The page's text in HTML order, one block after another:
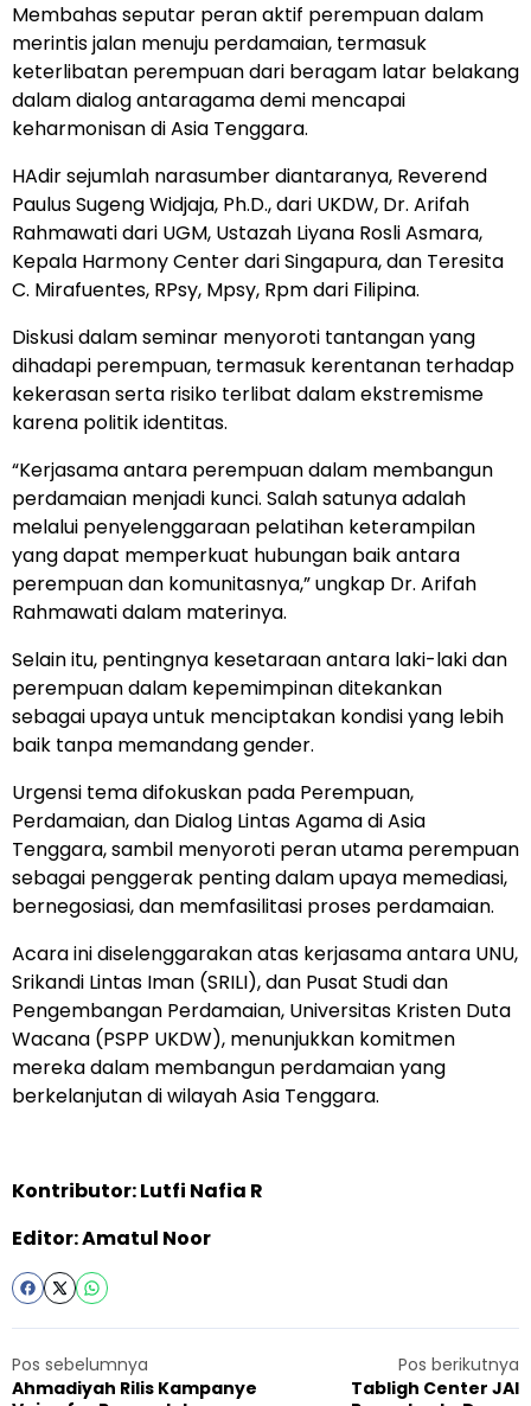
Membahas seputar peran aktif perempuan dalam
merintis jalan menuju perdamaian, termasuk
keterlibatan perempuan dari beragam latar belakang
dalam dialog antaragama demi mencapai
keharmonisan di Asia Tenggara.
HAdir sejumlah narasumber diantaranya, Reverend
Paulus Sugeng Widjaja, Ph.D., dari UKDW, Dr. Arifah
Rahmawati dari UGM, Ustazah Liyana Rosli Asmara,
Kepala Harmony Center dari Singapura, dan Teresita
C. Mirafuentes, RPsy, Mpsy, Rpm dari Filipina.
Diskusi dalam seminar menyoroti tantangan yang
dihadapi perempuan, termasuk kerentanan terhadap
kekerasan serta risiko terlibat dalam ekstremisme
karena politik identitas.
“Kerjasama antara perempuan dalam membangun
perdamaian menjadi kunci. Salah satunya adalah
melalui penyelenggaraan pelatihan keterampilan
yang dapat memperkuat hubungan baik antara
perempuan dan komunitasnya,” ungkap Dr. Arifah
Rahmawati dalam materinya.
Selain itu, pentingnya kesetaraan antara laki-laki dan
perempuan dalam kepemimpinan ditekankan
sebagai upaya untuk menciptakan kondisi yang lebih
baik tanpa memandang gender.
Urgensi tema difokuskan pada Perempuan,
Perdamaian, dan Dialog Lintas Agama di Asia
Tenggara, sambil menyoroti peran utama perempuan
sebagai penggerak penting dalam upaya memediasi,
bernegosiasi, dan memfasilitasi proses perdamaian.
Acara ini diselenggarakan atas kerjasama antara UNU,
Srikandi Lintas Iman (SRILI), dan Pusat Studi dan
Pengembangan Perdamaian, Universitas Kristen Duta
Wacana (PSPP UKDW), menunjukkan komitmen
mereka dalam membangun perdamaian yang
berkelanjutan di wilayah Asia Tenggara.
Kontributor: Lutfi Nafia R
Editor: Amatul Noor
Pos sebelumnya
Ahmadiyah Rilis Kampanye
Pos berikutnya
Tabligh Center JAI